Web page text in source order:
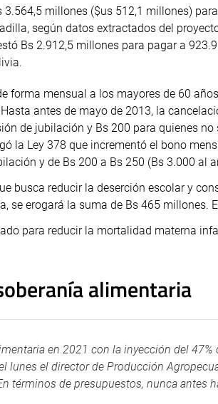
millones ($us 512,1 millones)
según datos extractados del
Bs 2.912,5 millones para pagar a
forma mensual a los mayores de 60
antes de mayo de 2013, la
de jubilación y Bs 200 para quienes
la Ley 378 que incrementó el bono
y de Bs 200 a Bs 250 (Bs 3.000 al
busca reducir la deserción escolar y
se erogará la suma de Bs 465 millones.
para reducir la mortalidad materna
alimentaria
en 2021 con la inyección del 47%
lunes el director de Producción
términos de presupuestos, nunca antes